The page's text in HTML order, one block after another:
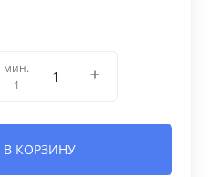
мин.
1
В КОРЗИНУ